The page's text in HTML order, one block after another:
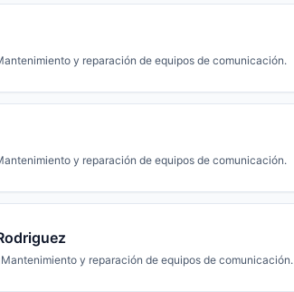
y reparación de equipos de comunicación.
y reparación de equipos de comunicación.
Mantenimiento y reparación de equipos de comunicación.